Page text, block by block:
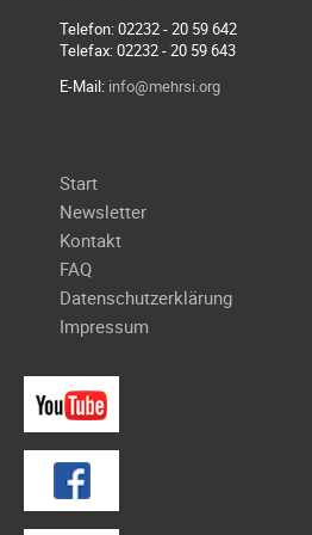
Telefon: 02232 - 20 59 642
Telefax: 02232 - 20 59 643
E-Mail: info@mehrsi.org
Navigation
überspringen
Start
Newsletter
Kontakt
FAQ
Datenschutzerklärung
Impressum